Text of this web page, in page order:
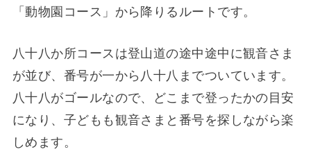
「動物園コース」から降りるルートです。
八十八か所コースは登山道の途中途中に観音さま
が並び、番号が一から八十八までついています。
八十八がゴールなので、どこまで登ったかの目安
になり、子どもも観音さまと番号を探しながら楽
しめます。